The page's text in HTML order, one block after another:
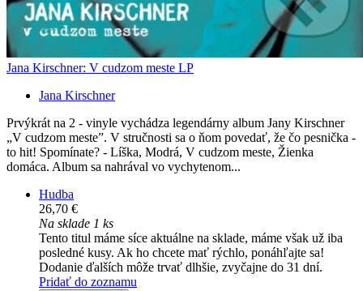
Jana Kirschner: V cudzom meste LP
Jana Kirschner
Prvýkrát na 2 - vinyle vychádza legendárny album Jany Kirschner
„V cudzom meste”. V stručnosti sa o ňom povedať, že čo pesnička -
to hit! Spomínate? - Líška, Modrá, V cudzom meste, Žienka
domáca. Album sa nahrával vo vychytenom...
Hudba
26,70 €
Na sklade 1 ks
Tento titul máme síce aktuálne na sklade, máme však už iba
posledné kusy. Ak ho chcete mať rýchlo, ponáhľajte sa!
Dodanie ďalších môže trvať dlhšie, zvyčajne do 31 dní.
Pridať do zoznamu